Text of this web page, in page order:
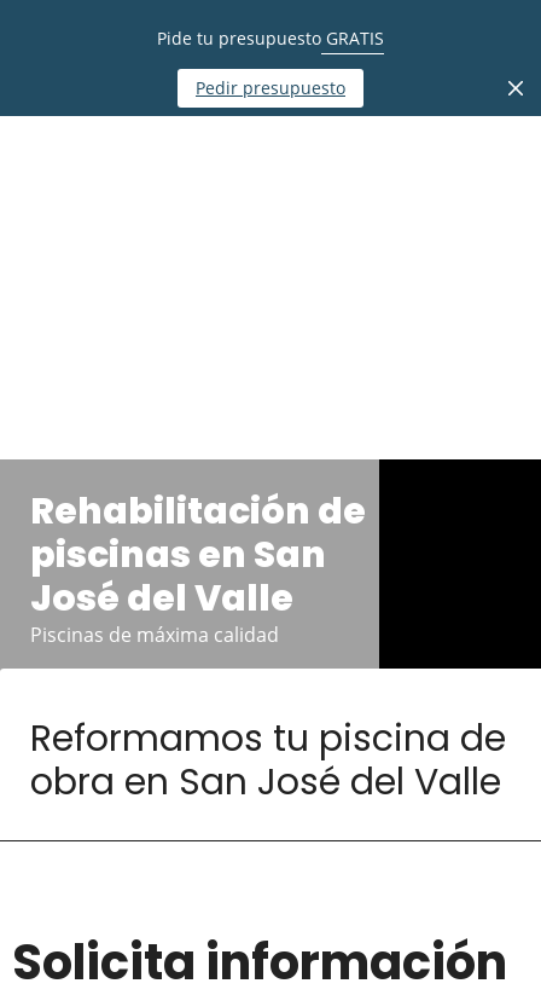
Pide tu presupuesto GRATIS
Pedir presupuesto
Rehabilitación de
piscinas en San
José del Valle
Piscinas de máxima calidad
Reformamos tu piscina de
obra en San José del Valle
Solicita información